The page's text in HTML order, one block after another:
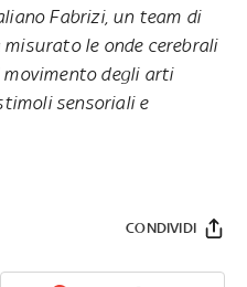
Fabrizi, un team di
le onde cerebrali
movimento degli arti
sensoriali e
CONDIVIDI